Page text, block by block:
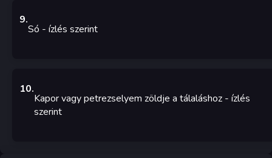
9.
Só - ízlés szerint
10.
Kapor vagy petrezselyem zöldje a tálaláshoz - ízlés
szerint